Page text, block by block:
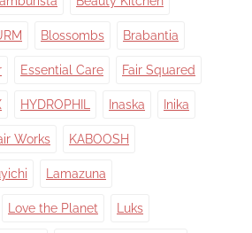
Blossombs Brabantia
Essential Care Fair Squared
HYDROPHIL Inaska Inika
Works KABOOSH
Lamazuna
Love the Planet Luks